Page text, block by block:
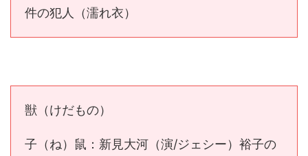
件の犯人（濡れ衣）
獣（けだもの）
子（ね）鼠：新見大河（演/ジェシー）裕子の